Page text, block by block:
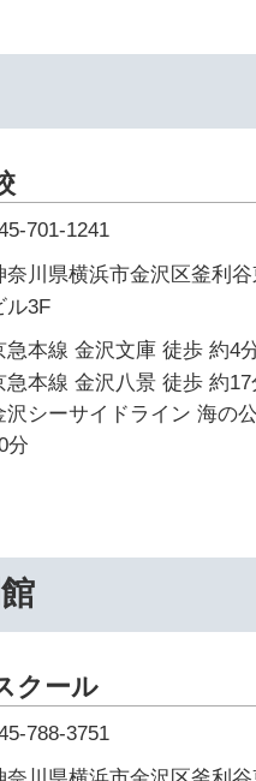
701-1241
奈川県横浜市金沢区釜利
ル3F
急本線 金沢文庫 徒歩 約4
急本線 金沢八景 徒歩 約17
沢シーサイドライン 海の
分
クール
788-3751